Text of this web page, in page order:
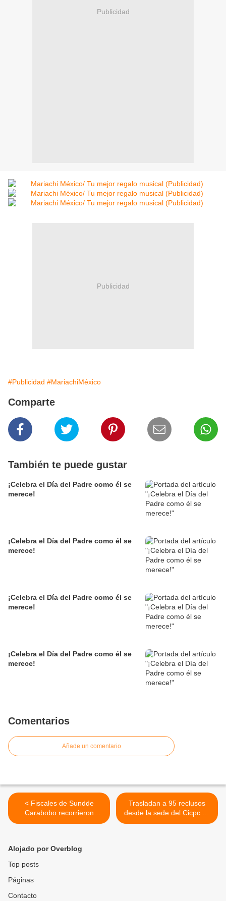
Publicidad
Publicidad
#Publicidad #MariachiMéxico
Comparte
También te puede gustar
¡Celebra el Día del Padre como él se
merece!
¡Celebra el Día del Padre como él se
merece!
¡Celebra el Día del Padre como él se
merece!
¡Celebra el Día del Padre como él se
merece!
Comentarios
Añade un comentario
< Fiscales de Sundde
Carabobo recorrieron
comercios de Juan José
Trasladan a 95 reclusos
desde la sede del Cicpc de
Las Acacias hasta el
Alojado por Overblog
Top posts
Páginas
Contacto